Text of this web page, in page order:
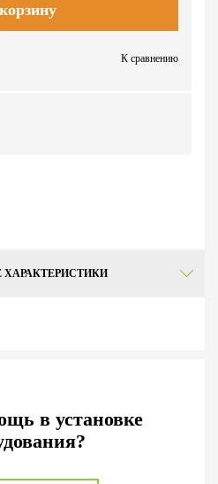
К сравнению
ХАРАКТЕРИСТИКИ
в установке